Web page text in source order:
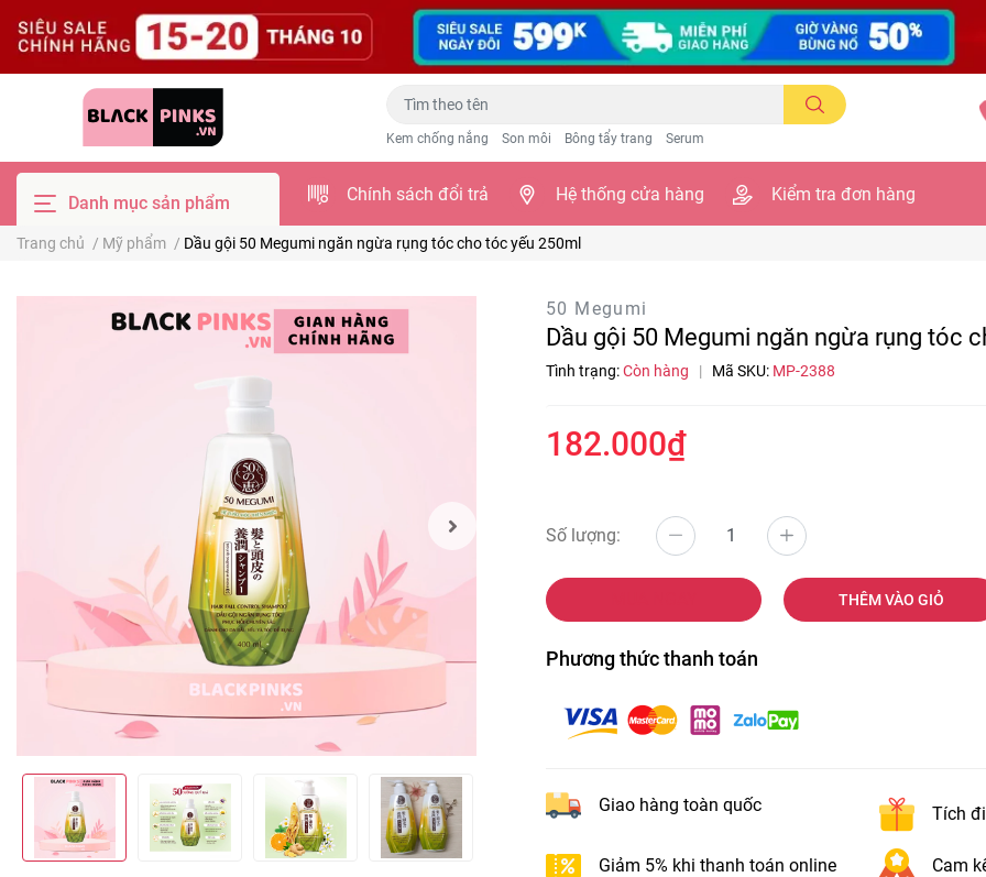
Kem chống nắng Son môi Bông tẩy trang Serum
Danh mục sản phẩm Chính sách đổi trả Hệ thống cửa hàng Kiểm tra đơn hàng
Trang chủ / Mỹ phẩm / Dầu gội 50 Megumi ngăn ngừa rụng tóc cho tóc yếu 250ml
50 Megumi
Dầu gội 50 Megumi ngăn ngừa rụng tóc
Tình trạng:Còn hàng | Mã SKU: MP-2388
182.000₫
Số lượng:
THÊM VÀO GIỎ
Phương thức thanh toán
Giao hàng toàn quốc Tích
Giảm 5% khi thanh toán online Cam